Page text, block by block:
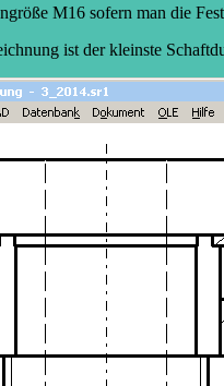
M16 sofern man die
ist der kleinste